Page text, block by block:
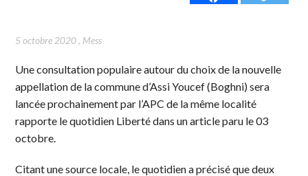
5 octobre 2020, Mess
Une consultation populaire autour du choix de la nouvelle
appellation de la commune d’Assi Youcef (Boghni) sera
lancée prochainement par l’APC de la même localité
rapporte le quotidien Liberté dans un article paru le 03
octobre.
Citant une source locale, le quotidien a précisé que deux